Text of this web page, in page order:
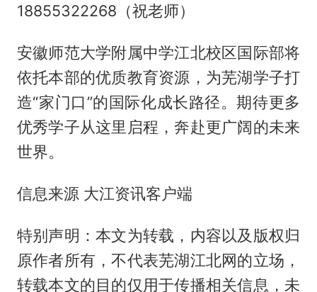
18855322268（祝老师）
安徽师范大学附属中学江北校区国际部将
依托本部的优质教育资源，为芜湖学子打
造“家门口”的国际化成长路径。期待更多
优秀学子从这里启程，奔赴更广阔的未来
世界。
信息来源 大江资讯客户端
特别声明：本文为转载，内容以及版权归
原作者所有，不代表芜湖江北网的立场，
转载本文的目的仅用于传播相关信息，未